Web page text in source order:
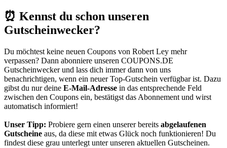
⏰ Kennst du schon unseren
Gutscheinwecker?
Du möchtest keine neuen Coupons von Robert Ley mehr
verpassen? Dann abonniere unseren COUPONS.DE
Gutscheinweckerund lass dich immer dann von uns
benachrichtigen, wenn ein neuer Top-Gutschein verfügbar ist. Dazu
gibst du nur deine E-Mail-Adresse in das entsprechende Feld
zwischen den Coupons ein, bestätigst das Abonnement und wirst
automatisch informiert!
Unser Tipp: Probiere gern einen unserer bereits abgelaufenen
Gutscheine aus, da diese mit etwas Glück noch funktionieren! Du
findest diese grau unterlegt unter unseren aktuellen Gutscheinen.